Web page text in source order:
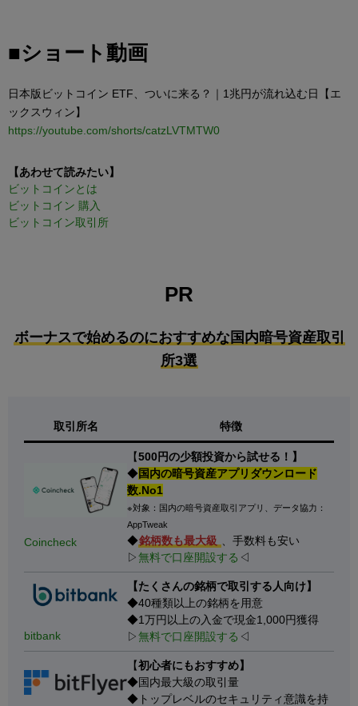
■ショート動画
日本版ビットコイン ETF、ついに来る？｜1兆円が流れ込む日【エ
ックスウィン】
https://youtube.com/shorts/catzLVTMTW0
【あわせて読みたい】
ビットコインとは
ビットコイン 購入
ビットコイン取引所
PR
ボーナスで始めるのにおすすめな国内暗号資産取引
所3選
取引所名 特徴
Coincheck
【500円の少額投資から試せる！】
◆国内の暗号資産アプリダウンロード
数.No1
※対象：国内の暗号資産取引アプリ、データ協力：
AppTweak
◆銘柄数も最大級
、手数料も安い
▷無料で口座開設する ◁
bitbank
【たくさんの銘柄で取引する人向け】
◆40種類以上の銘柄を用意
◆1万円以上の入金で現金1,000円獲得
▷無料で口座開設する ◁
【初心者にもおすすめ】
◆国内最大級の取引量
◆トップレベルのセキュリティ意識を持